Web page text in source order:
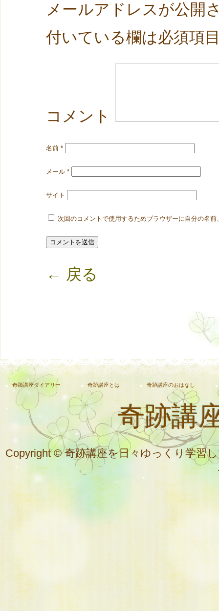
メールアドレスが公開
付いている欄は必須項
コメント
名前 *
メール *
サイト
次回のコメントで使用するためブラウザーに自分の名
← 戻る
奇跡講座ダイアリー 奇跡講座とは 奇跡講座のおはなし
奇跡講
Copyright © 奇跡講座を日々ゆっくり学習